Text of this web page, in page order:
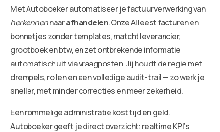
Met Autoboeker automatiseer je factuurverwerking van
herkennennaarafhandelen. Onze AI leest facturen en
bonnetjes zonder templates, matcht leverancier,
grootboek en btw, en zet ontbrekende informatie
automatisch uit via vraagposten. Jij houdt de regie met
drempels, rollen en een volledige audit-trail — zo werk je
sneller, met minder correcties en meer zekerheid.
Een rommelige administratie kost tijd en geld.
Autoboeker geeft je direct overzicht: realtime KPI’s